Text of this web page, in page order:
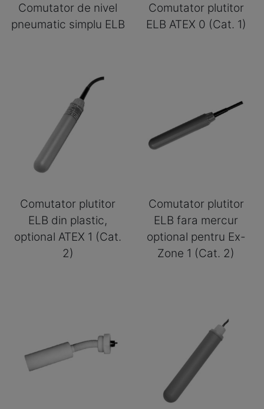
Comutator de nivel
pneumatic simplu ELB
Comutator plutitor
ELB ATEX 0 (Cat. 1)
Comutator plutitor
ELB din plastic,
optional ATEX 1 (Cat.
2)
Comutator plutitor
ELB fara mercur
optional pentru Ex-
Zone 1 (Cat. 2)